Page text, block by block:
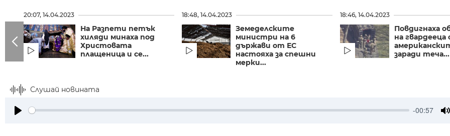
20:07, 14.04.2023
На Разпети петък
хиляди минаха под
Христовата
плащеница и се...
18:48, 14.04.2023
Земеделските
министри на 6
държави от ЕС
настояха за спешни
мерки...
18:46, 14.04.2023
Повдигнаха
на гвардееца
заради теча...
Слушай новината
-00:57